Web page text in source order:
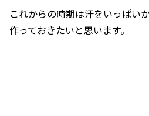
これからの時期は汗をいっぱい
作っておきたいと思います。